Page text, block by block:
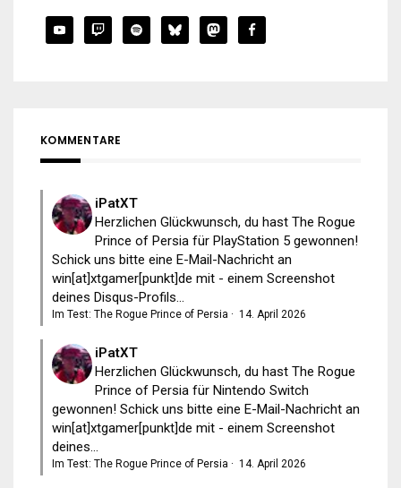
KOMMENTARE
iPatXT
Herzlichen Glückwunsch, du hast The Rogue
Prince of Persia für PlayStation 5 gewonnen!
Schick uns bitte eine E-Mail-Nachricht an
win[at]xtgamer[punkt]de mit - einem Screenshot
deines Disqus-Profils...
Im Test: The Rogue Prince of Persia · 14. April 2026
iPatXT
Herzlichen Glückwunsch, du hast The Rogue
Prince of Persia für Nintendo Switch
gewonnen! Schick uns bitte eine E-Mail-Nachricht an
win[at]xtgamer[punkt]de mit - einem Screenshot
deines...
Im Test: The Rogue Prince of Persia · 14. April 2026